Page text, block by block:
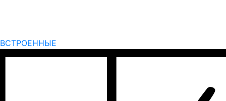
ВСТРОЕННЫЕ